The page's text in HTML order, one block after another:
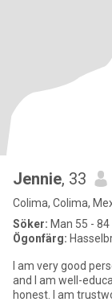
Jennie, 33
Colima, Colima,
Söker: Man 55 - 84
Ögonfärg:
I am very good
and I am well-
honest. I am